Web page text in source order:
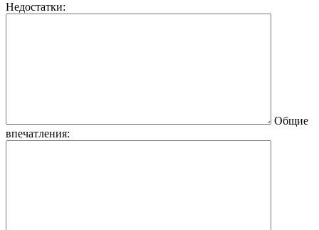
Недостатки:
Общие
впечатления: